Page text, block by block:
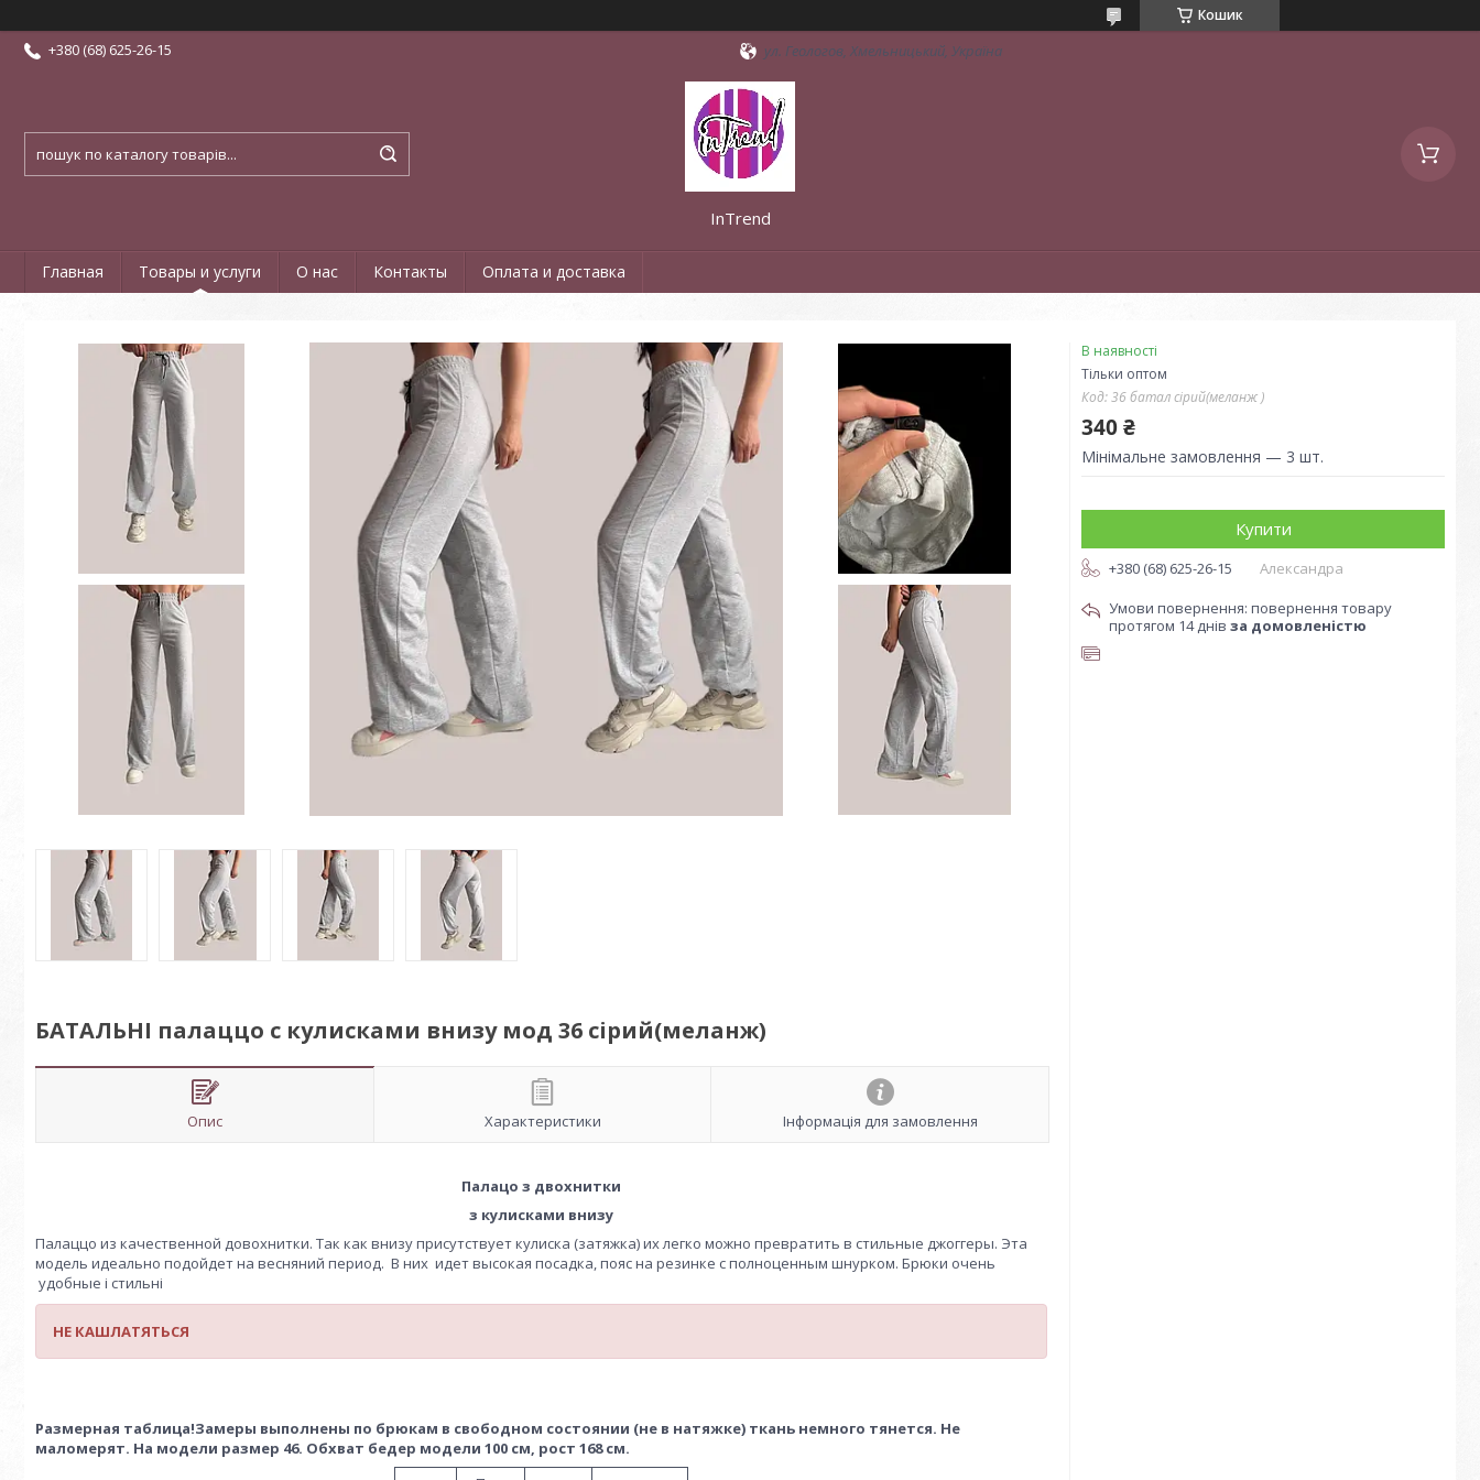
Кошик
+380 (68) 625-26-15 ул. Геологов, Хмельницький, Україна
InTrend
Главная Товары и услуги О нас Контакты Оплата и доставка
БАТАЛЬНІ палаццо с кулисками внизу мод 36 сірий(меланж)
Опис Характеристики Інформація для замовлення
Палацо з двохнитки
з кулисками внизу
Палаццо из качественной довохнитки. Так как внизу присутствует кулиска (затяжка) их легко можно превратить в стильные джоггеры. Эта
модель идеально подойдет на весняний период. В них идет высокая посадка, пояс на резинке с полноценным шнурком. Брюки очень
удобные і стильні
НЕ КАШЛАТЯТЬСЯ
Размерная таблица!Замеры выполнены по брюкам в свободном состоянии (не в натяжке) ткань немного тянется. Не
маломерят. На модели размер 46. Обхват бедер модели 100 см, рост 168 см.
В наявності
Тільки оптом
Код:36 батал сірий(меланж )
340 ₴
Мінімальне замовлення — 3 шт.
Купити
+380 (68) 625-26-15
Александра
повернення товару
протягом 14 днів за домовленістю